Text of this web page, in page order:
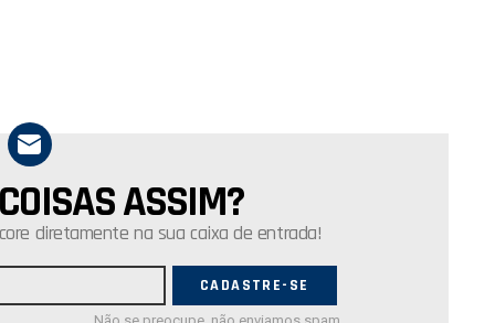
ASSIM?
diretamente na sua caixa de entrada!